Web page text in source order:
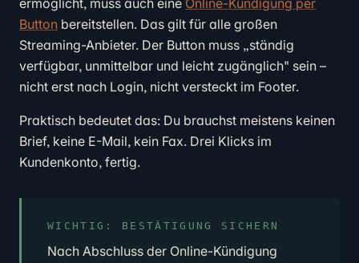
ermöglicht, muss auch eine Online-Kündigung per
Button bereitstellen. Das gilt für alle großen
Streaming-Anbieter. Der Button muss „ständig
verfügbar, unmittelbar und leicht zugänglich" sein –
nicht erst nach Login, nicht versteckt im Footer.
Praktisch bedeutet das: Du brauchst meistens keinen
Brief, keine E-Mail, kein Fax. Drei Klicks im
Kundenkonto, fertig.
WICHTIG: BESTÄTIGUNG SICHERN
Nach Abschluss der Online-Kündigung